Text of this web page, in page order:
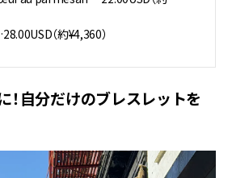
（約¥4,360）
！自分だけのブレスレットを